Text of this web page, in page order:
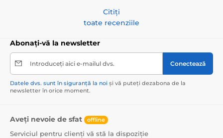
Citiți
toate recenziile
Abonați-vă la newsletter
Introduceți aici e-mailul dvs. Conectează
Datele dvs. sunt în siguranță la noi și vă puteți dezabona de la
newsletter în orice moment.
Aveți nevoie de sfat offline
Serviciul pentru clienți vă stă la dispoziție